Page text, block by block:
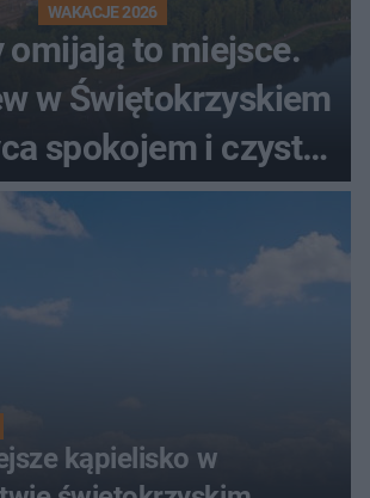
WAKACJE 2026
omijają to miejsce.
w Świętokrzyskiem
spokojem i czystą
wodą
kąpielisko w